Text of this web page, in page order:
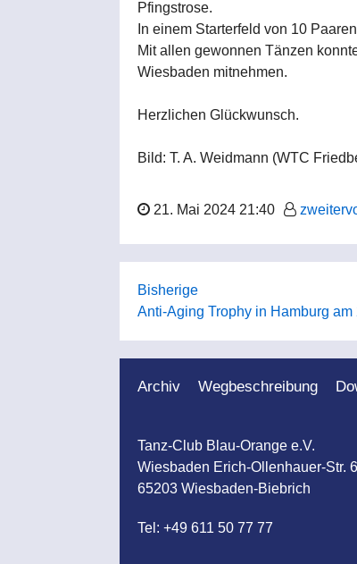
Pfingstrose.
In einem Starterfeld von 10
Mit allen gewonnen Tänzen
Wiesbaden mitnehmen.
Herzlichen Glückwunsch.
Bild: T. A. Weidmann (WTC
21. Mai 2024 21:40
Bisherige
Anti-Aging Trophy in Hamburg am
Archiv Wegbeschreibung
Tanz-Club Blau-Orange e.V.
Wiesbaden Erich-Ollenhauer-Str.
65203 Wiesbaden-Biebrich
Tel: +49 611 50 77 77